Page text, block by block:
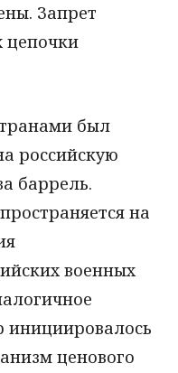
Запрет
цепочки
был
российскую
баррель.
на
военных
инициировалось
ценового